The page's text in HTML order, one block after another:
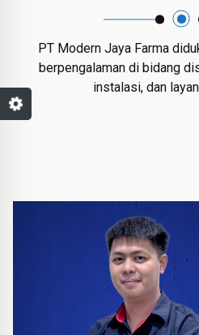
PT Modern Jaya Farma
berpengalaman di bidang
instalasi, dan